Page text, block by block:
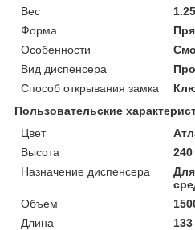
Вес
Форма
Особенности
Вид диспенсера
Способ открывания замка
Пользовательские
Цвет
Высота
240
Назначение диспенсера
Объем
Длина
133